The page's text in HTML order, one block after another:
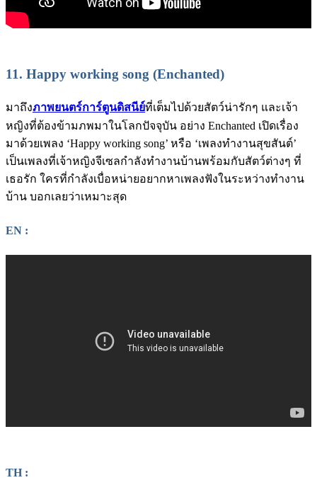
11. Happy working song (Enchanted)
มาถึงภาพยนตร์การ์ตูนดิสนีย์ที่เต็มไปด้วยสัตว์น่ารักๆ และเจ้า
หญิงที่ต้องข้ามภพมาในโลกปัจจุบัน อย่าง Enchanted เปิดเรื่อง
มาด้วยเพลง ‘Happy working song’ หรือ ‘เพลงทำงานสุขสันต์’
เป็นเพลงที่เจ้าหญิงจีเซลกำลังทำงานบ้านพร้อมกับสัตว์ต่างๆ ที่
เธอรัก ใครที่กำลังเบื่อหน่ายอยากหาเพลงฟังในระหว่างทำงาน
บ้าน บอกเลยว่าเหมาะสุด
EN :
TH :